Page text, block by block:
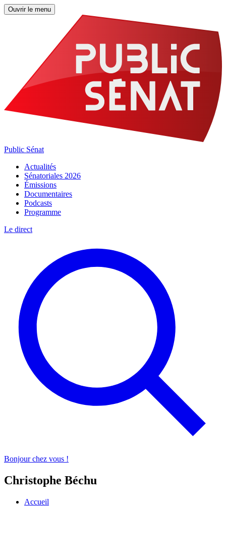
Ouvrir le menu
Public Sénat
Actualités
Sénatoriales 2026
Émissions
Documentaires
Podcasts
Programme
Le direct
Bonjour chez vous !
Christophe Béchu
Accueil